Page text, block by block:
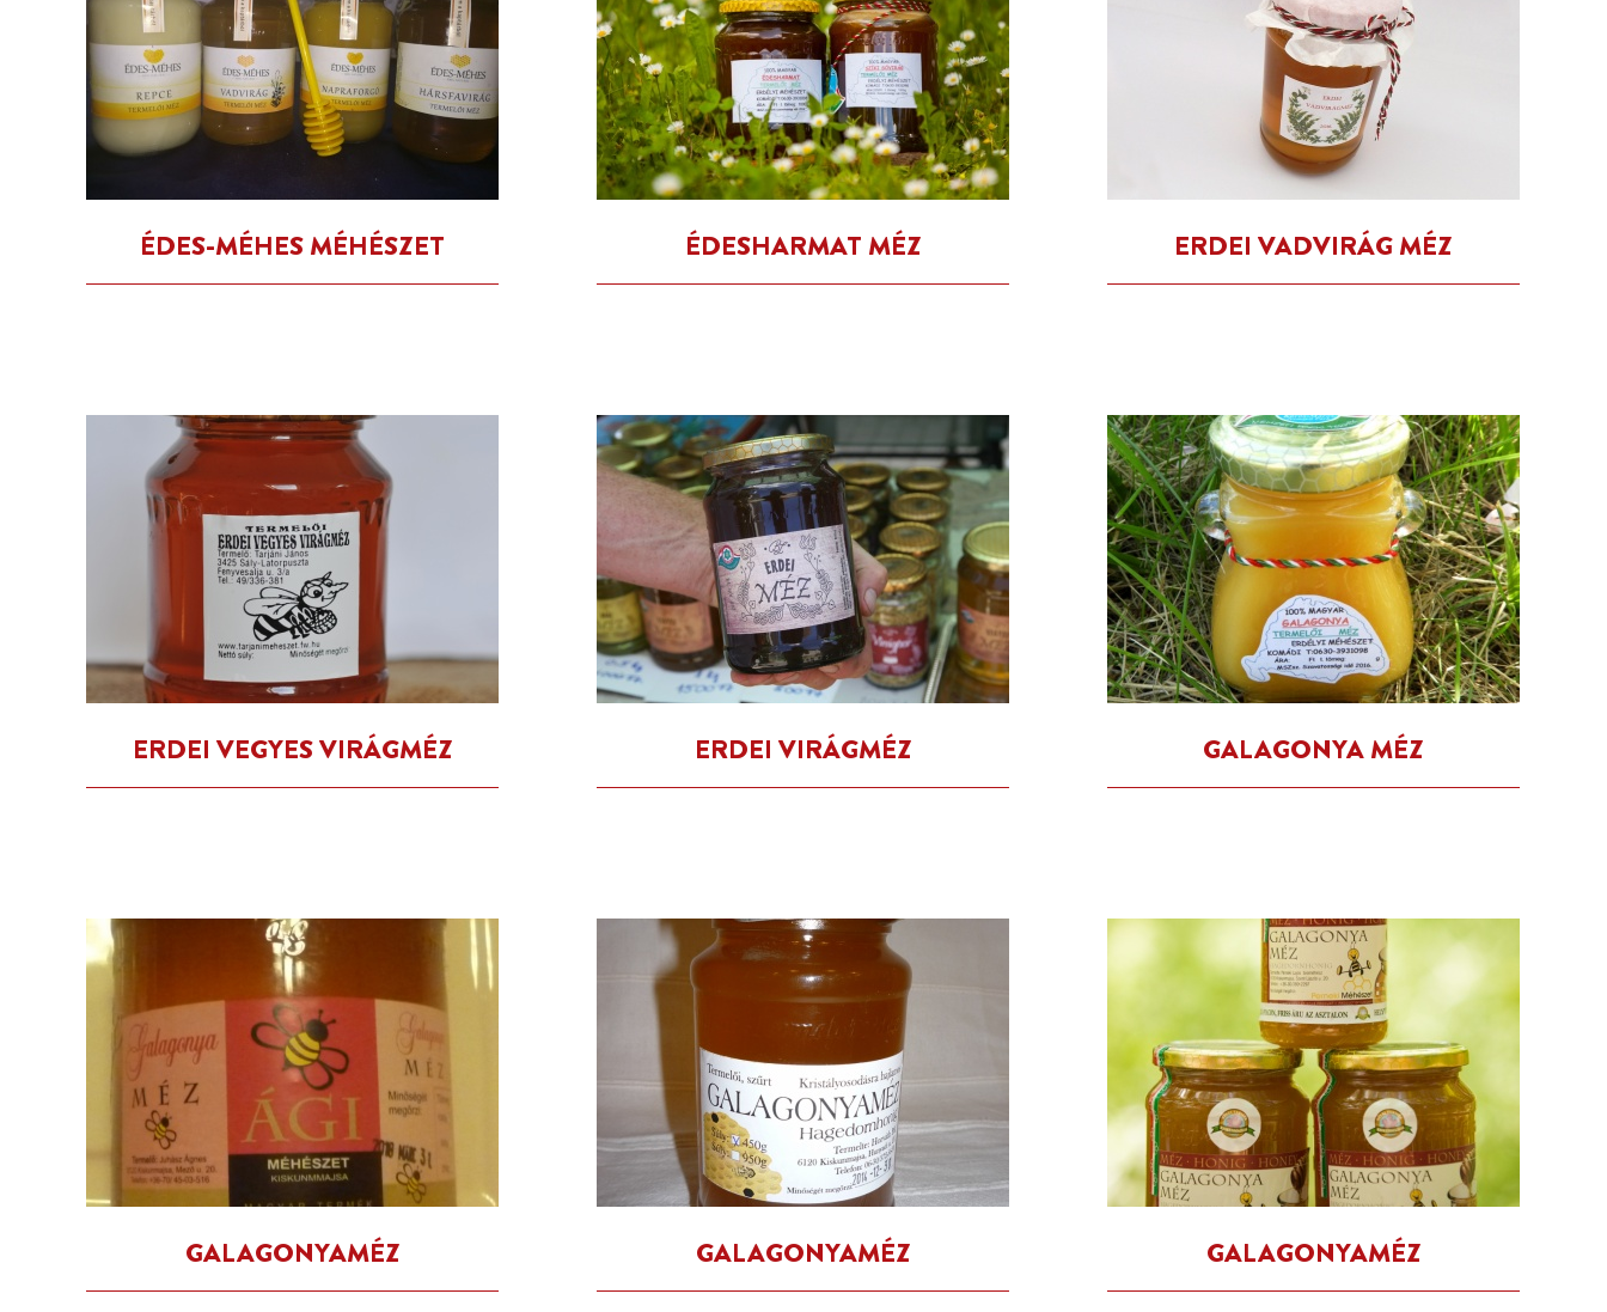
ÉDES-MÉHES MÉHÉSZET ÉDESHARMAT MÉZ ERDEI VADVIRÁG MÉZ
ERDEI VEGYES VIRÁGMÉZ ERDEI VIRÁGMÉZ GALAGONYA MÉZ
GALAGONYAMÉZ GALAGONYAMÉZ GALAGONYAMÉZ